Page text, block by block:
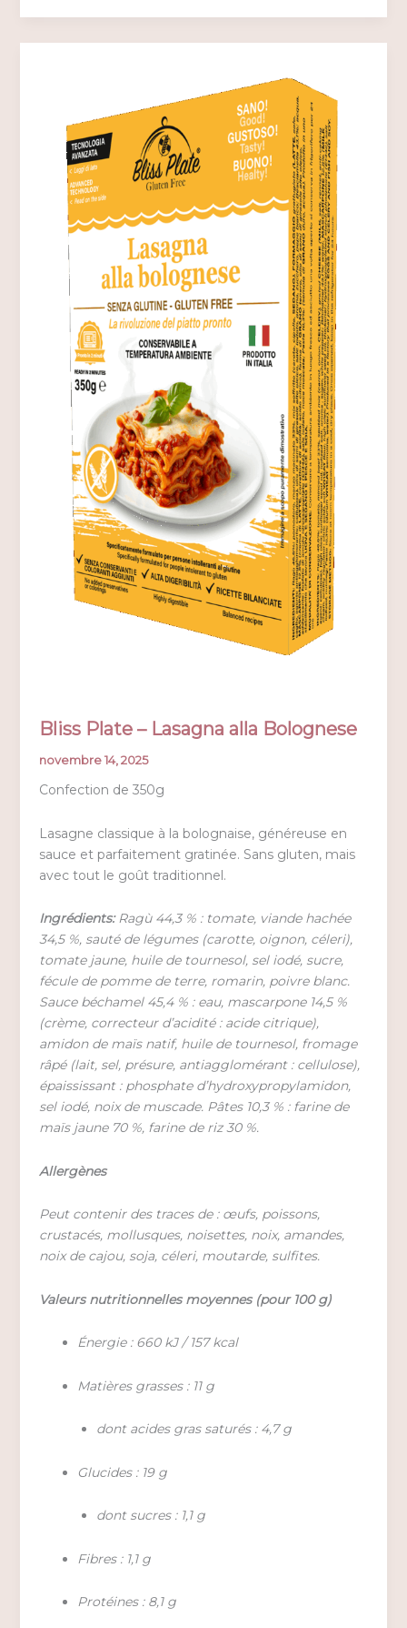
–
Cannelloni
Bliss Plate – Lasagna alla Bolognese
novembre 14, 2025
Confection de 350g
Lasagne classique à la bolognaise, généreuse en
sauce et parfaitement gratinée. Sans gluten, mais
avec tout le goût traditionnel.
Ingrédients:Ragù 44,3 % : tomate, viande hachée
34,5 %, sauté de légumes (carotte, oignon, céleri),
tomate jaune, huile de tournesol, sel iodé, sucre,
fécule de pomme de terre, romarin, poivre blanc.
Sauce béchamel 45,4 % : eau, mascarpone 14,5 %
(crème, correcteur d’acidité : acide citrique),
amidon de maïs natif, huile de tournesol, fromage
râpé (lait, sel, présure, antiagglomérant : cellulose),
épaississant : phosphate d’hydroxypropylamidon,
sel iodé, noix de muscade. Pâtes 10,3 % : farine de
maïs jaune 70 %, farine de riz 30 %.
Allergènes
Peut contenir des traces de : œufs, poissons,
crustacés, mollusques, noisettes, noix, amandes,
noix de cajou, soja, céleri, moutarde, sulfites.
Valeurs nutritionnelles moyennes (pour 100 g)
Énergie : 660 kJ / 157 kcal
Matières grasses : 11 g
dont acides gras saturés : 4,7 g
Glucides : 19 g
dont sucres : 1,1 g
Fibres : 1,1 g
Protéines : 8,1 g